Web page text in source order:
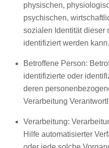
physischen,
psychischen,
sozialen Identität dieser
identifiziert werden kann.
Betroffene Person:
identifizierte oder
deren
Verarbeitung
Verarbeitung:
Hilfe automatisierter